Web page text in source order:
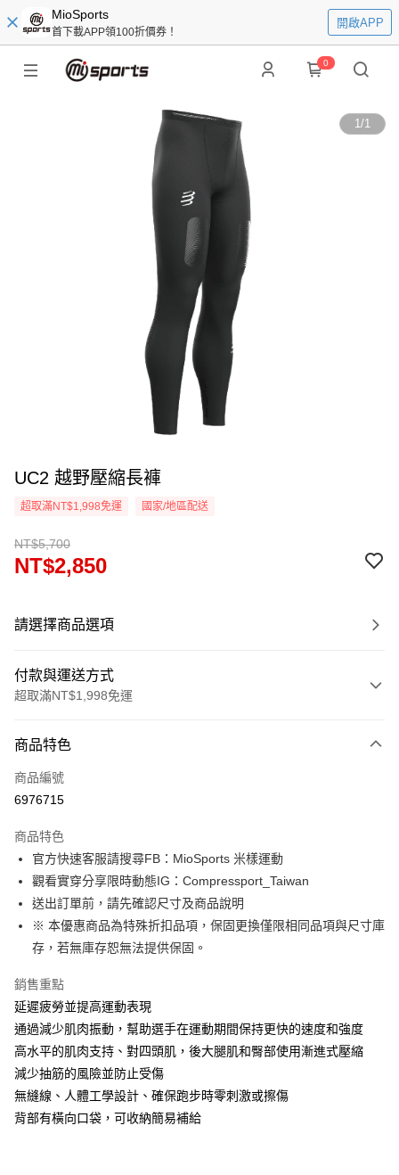
MioSports
首下載APP領100折價券！
開啟APP
0
1/1
UC2 越野壓縮長褲
超取滿NT$1,998免運 國家/地區配送
NT$5,700
NT$2,850
請選擇商品選項
付款與運送方式
超取滿NT$1,998免運
信用卡一次付款
信用卡分期付款
合作金庫商業銀行
華南商業銀行
彰化商業銀行
上海商業儲蓄銀行
台北富邦商業銀行
國泰世華商業銀行
兆豐國際商業銀行
臺灣中小企業銀行
台中商業銀行
匯豐（台灣）商業銀行
聯邦商業銀行
元大商業銀行
台新國際商業銀行
台灣樂天信用卡公司
6 期 0 利率 每期
華南商業銀行
彰化商業銀行
上海商業儲蓄銀行
台北富邦商業銀行
國泰世華商業銀行
兆豐國際商業銀行
臺灣中小企業銀行
聯邦商業銀行
元大商業銀行
玉山商業銀行
星展（台灣）商業銀行
台灣樂天信用卡公司
12 期 0 利率 每期
合作金庫商業銀行
第一商業銀行
上海商業儲蓄銀行
台北富邦商業銀行
國泰世華商業銀行
匯豐（台灣）商業銀行
聯邦商業銀行
元大商業銀行
永豐商業銀行
玉山商業銀行
星展（台灣）商業銀行
台新國際商業銀行
LINE Pay
Apple Pay
悠遊付
Google Pay
AFTEE先享後付
相關說明
【關於「AFTEE先享後付」】
AFTEE先享後付是「在收到商品之後才付款」的支付方式。 讓您購物簡單
ATM付款
商品特色
商品編號
6976715
商品特色
官方快速客服請搜尋FB：MioSports 米樣運動
觀看實穿分享限時動態IG：Compressport_Taiwan
送出訂單前，請先確認尺寸及商品說明
※ 本優惠商品為特殊折扣品項，保固更換僅限相同品項與尺寸庫
存，若無庫存恕無法提供保固。
銷售重點
延遲疲勞並提高運動表現
通過減少肌肉振動，幫助選手在運動期間保持更快的速度和強度
高水平的肌肉支持、對四頭肌，後大腿肌和臀部使用漸進式壓縮
減少抽筋的風險並防止受傷
無縫線、人體工學設計、確保跑步時零刺激或擦傷
背部有橫向口袋，可收納簡易補給